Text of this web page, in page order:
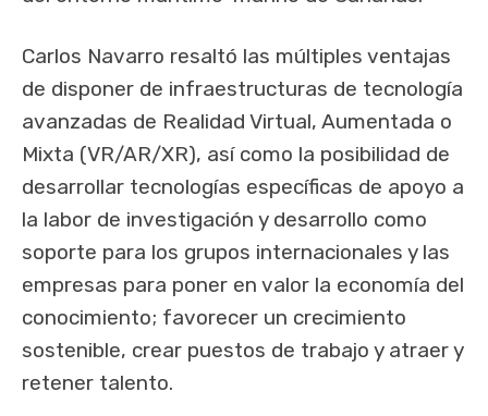
Carlos Navarro resaltó las múltiples ventajas
de disponer de infraestructuras de tecnología
avanzadas de Realidad Virtual, Aumentada o
Mixta (VR/AR/XR), así como la posibilidad de
desarrollar tecnologías específicas de apoyo a
la labor de investigación y desarrollo como
soporte para los grupos internacionales y las
empresas para poner en valor la economía del
conocimiento; favorecer un crecimiento
sostenible, crear puestos de trabajo y atraer y
retener talento.